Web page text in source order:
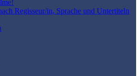
Regisseur/in, Sprache und Untertiteln